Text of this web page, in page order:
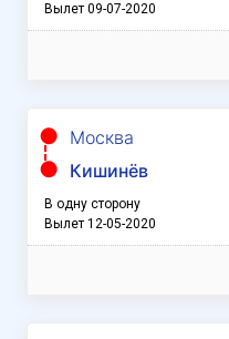
Вылет 09-07-2020
Москва
Кишинёв
В одну сторону
Вылет 12-05-2020